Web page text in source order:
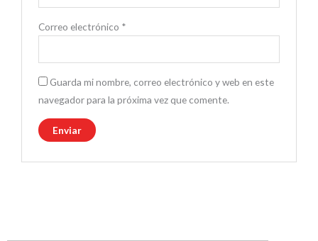
Correo electrónico *
Guarda mi nombre, correo electrónico y web en este
navegador para la próxima vez que comente.